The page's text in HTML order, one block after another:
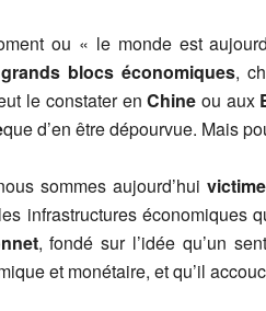
ou « le monde est
blocs économiques,
le constater enChine ou aux
que d’en être dépourvue. Mais
sommes aujourd’hui
infrastructures économiques
, fondé sur l’idée qu’un
et monétaire, et qu’il